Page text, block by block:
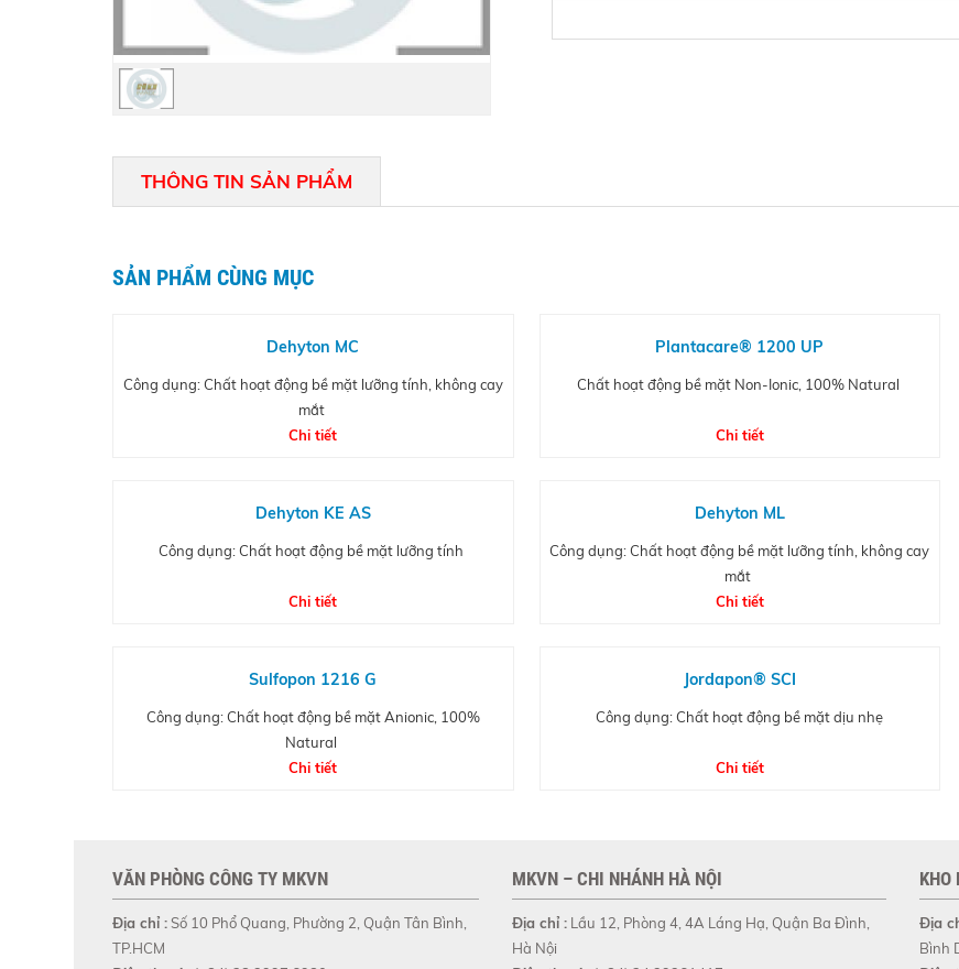
THÔNG TIN SẢN PHẨM
SẢN PHẨM CÙNG MỤC
Dehyton MC
Công dụng: Chất hoạt động bề mặt lưỡng tính, không cay
mắt
Chi tiết
Plantacare® 1200 UP
Chất hoạt động bề mặt Non-Ionic, 100% Natural
Chi tiết
Dehyton KE AS
Công dụng: Chất hoạt động bề mặt lưỡng tính
Chi tiết
Dehyton ML
Công dụng: Chất hoạt động bề mặt lưỡng tính, không cay
mắt
Chi tiết
Sulfopon 1216 G
Công dụng: Chất hoạt động bề mặt Anionic, 100%
Natural
Chi tiết
Jordapon® SCI
Công dụng: Chất hoạt động bề mặt dịu nhẹ
Chi tiết
VĂN PHÒNG CÔNG TY MKVN
Địa chỉ :Số 10 Phổ Quang, Phường 2, Quận Tân Bình,
TP.HCM
MKVN – CHI NHÁNH HÀ NỘI
Địa chỉ : Lầu 12, Phòng 4, 4A Láng Hạ, Quận Ba Đình,
Hà Nội
KHO
Địa
Bình